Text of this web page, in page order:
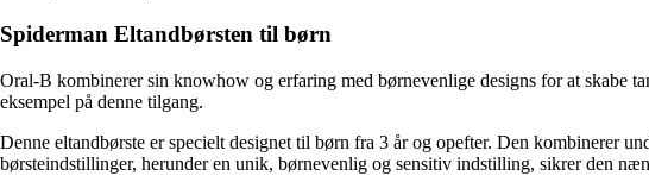
Spiderman Eltandbørsten til børn
Oral-B kombinerer sin knowhow og erfaring med børnevenlige designs for at skabe
eksempel på denne tilgang.
Denne eltandbørste er specielt designet til børn fra 3 år og opefter. Den kombinerer
børsteindstillinger, herunder en unik, børnevenlig og sensitiv indstilling, sikrer den